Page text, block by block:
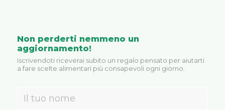
Non perderti nemmeno un
aggiornamento!
Iscrivendoti riceverai subito un regalo pensato per aiutarti
a fare scelte alimentari più consapevoli ogni giorno.